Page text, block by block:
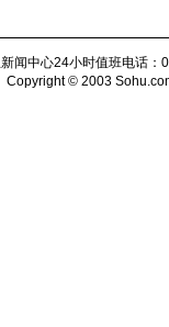
闻中心24小时值班电话
Copyright © 2003